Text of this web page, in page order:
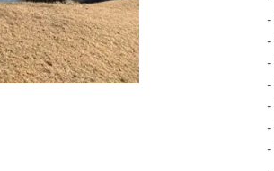
-
-
-
-
-
-
-